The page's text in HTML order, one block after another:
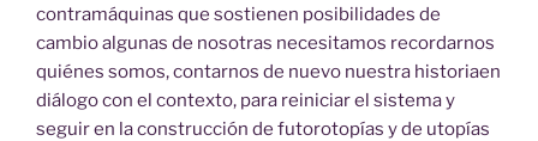
contramáquinas que sostienen posibilidades de
cambio algunas de nosotras necesitamos recordarnos
quiénes somos, contarnos de nuevo nuestra historiaen
diálogo con el contexto, para reiniciar el sistema y
seguir en la construcción de futorotopías y de utopías